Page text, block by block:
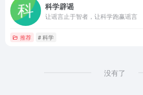
科学辟谣
让谣言止于智者，让科学跑赢谣言
推荐 # 科学
没有了